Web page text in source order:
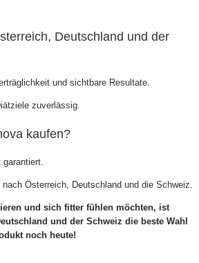
Deutschland und der
und sichtbare Resultate.
zuverlässig.
kaufen?
garantiert.
Österreich, Deutschland und die Schweiz.
und sich fitter fühlen möchten, ist
und der Schweiz die beste Wahl
noch heute!